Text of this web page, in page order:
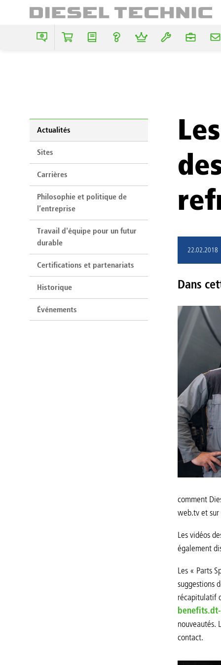
22.02.2018
Dans
comment
web.tv et
Les vidéos
également
Les « Parts
suggestions
récapitulatif
nouveautés.
contact.
Actualités
Sites
Carrières
Philosophie et politique de
l’entreprise
Travail d'équipe pour un futur
durable
Certifications et partenariats
Historique
Événements